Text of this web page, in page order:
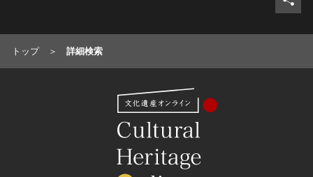
トップ 詳細検索